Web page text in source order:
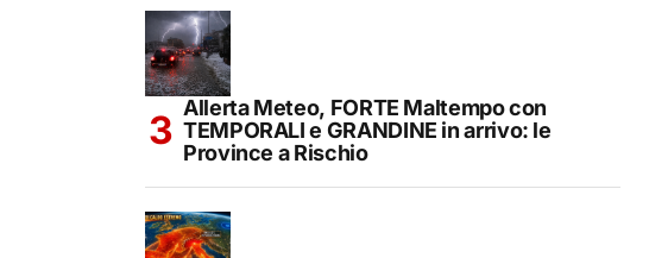
Allerta Meteo, FORTE Maltempo con
TEMPORALI e GRANDINE in arrivo: le
Province a Rischio